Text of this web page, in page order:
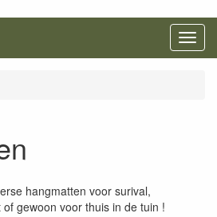
Menu
hangmatten voor surival,
gewoon voor thuis in de tuin !